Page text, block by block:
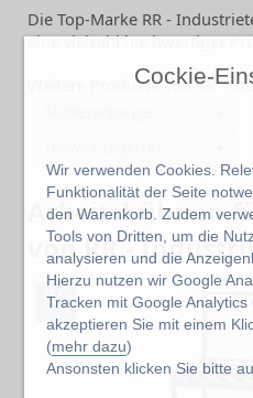
Cockie-
Wir verwenden Cookies.
Funktionalität der Seite
den Warenkorb. Zudem
Tools von Dritten, um die
analysieren und die
Hierzu nutzen wir Google
Tracken mit Google
akzeptieren Sie mit einem
(mehr dazu)
Ansonsten klicken Sie bitte
Die Top-Marke RR -
eine vielzahl hochwertiger
Weitere Produkte von RR -
Arbeitsbühnen
von RR -
%